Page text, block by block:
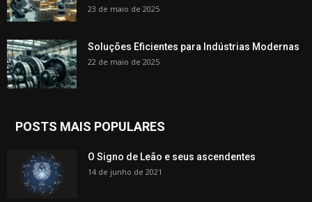
23 de maio de 2025
Soluções Eficientes para Indústrias Modernas
22 de maio de 2025
POSTS MAIS POPULARES
O Signo de Leão e seus ascendentes
14 de junho de 2021